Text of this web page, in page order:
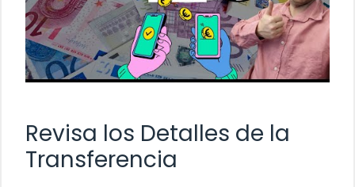
Revisa los Detalles de la
Transferencia